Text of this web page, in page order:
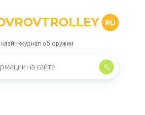
RU
журнал об оружии